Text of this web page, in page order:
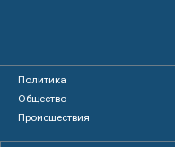
Политика
Общество
Происшествия